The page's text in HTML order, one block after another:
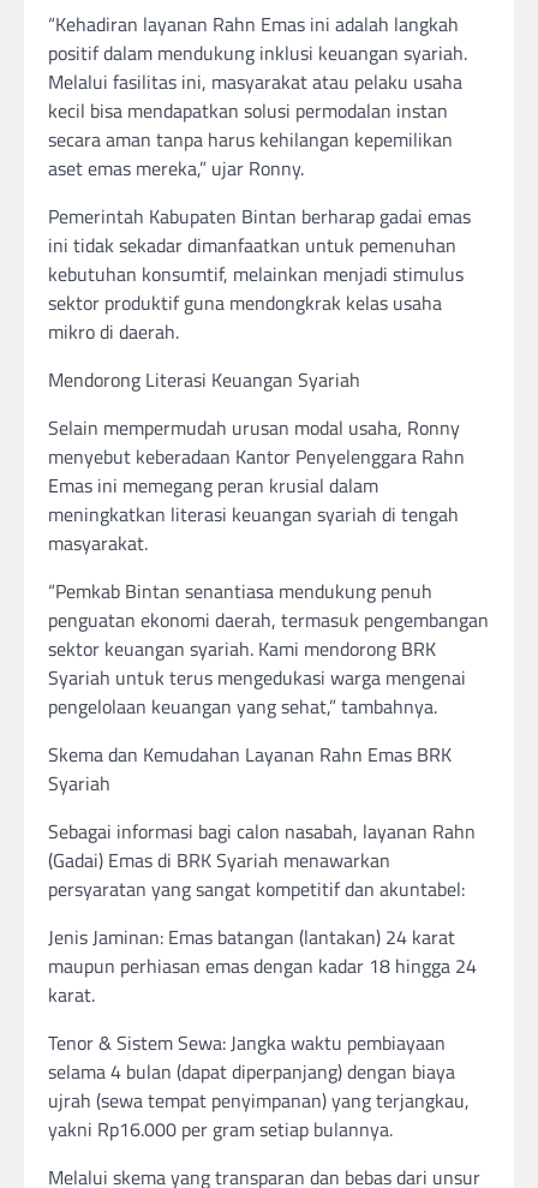
“Kehadiran layanan Rahn Emas ini adalah langkah
positif dalam mendukung inklusi keuangan syariah.
Melalui fasilitas ini, masyarakat atau pelaku usaha
kecil bisa mendapatkan solusi permodalan instan
secara aman tanpa harus kehilangan kepemilikan
aset emas mereka,” ujar Ronny.
Pemerintah Kabupaten Bintan berharap gadai emas
ini tidak sekadar dimanfaatkan untuk pemenuhan
kebutuhan konsumtif, melainkan menjadi stimulus
sektor produktif guna mendongkrak kelas usaha
mikro di daerah.
Mendorong Literasi Keuangan Syariah
Selain mempermudah urusan modal usaha, Ronny
menyebut keberadaan Kantor Penyelenggara Rahn
Emas ini memegang peran krusial dalam
meningkatkan literasi keuangan syariah di tengah
masyarakat.
“Pemkab Bintan senantiasa mendukung penuh
penguatan ekonomi daerah, termasuk pengembangan
sektor keuangan syariah. Kami mendorong BRK
Syariah untuk terus mengedukasi warga mengenai
pengelolaan keuangan yang sehat,” tambahnya.
Skema dan Kemudahan Layanan Rahn Emas BRK
Syariah
Sebagai informasi bagi calon nasabah, layanan Rahn
(Gadai) Emas di BRK Syariah menawarkan
persyaratan yang sangat kompetitif dan akuntabel:
Jenis Jaminan: Emas batangan (lantakan) 24 karat
maupun perhiasan emas dengan kadar 18 hingga 24
karat.
Tenor & Sistem Sewa: Jangka waktu pembiayaan
selama 4 bulan (dapat diperpanjang) dengan biaya
ujrah (sewa tempat penyimpanan) yang terjangkau,
yakni Rp16.000 per gram setiap bulannya.
Melalui skema yang transparan dan bebas dari unsur